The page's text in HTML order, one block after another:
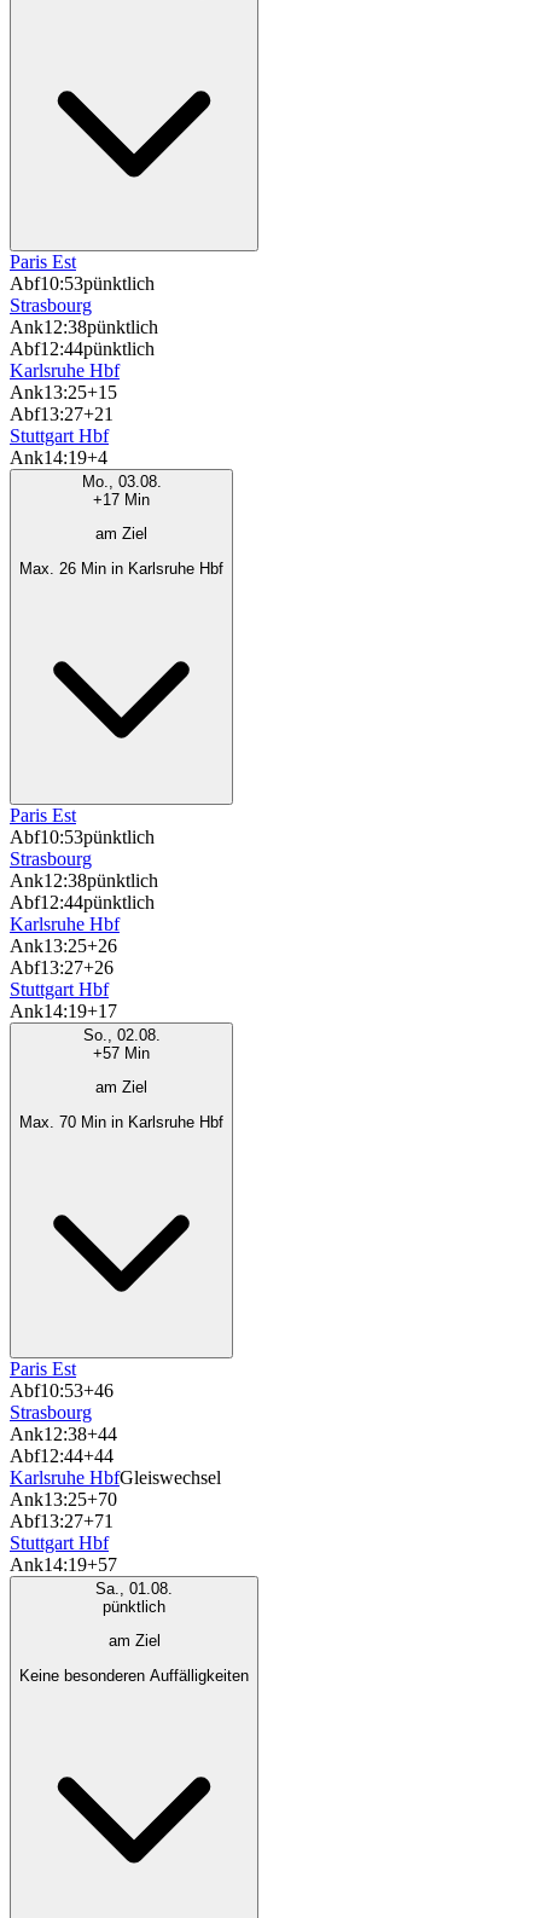
Paris Est
Abf10:53pünktlich
Strasbourg
Ank12:38pünktlich
Abf12:44pünktlich
Karlsruhe Hbf
Ank13:25+15
Abf13:27+21
Stuttgart Hbf
Ank14:19+4
Mo., 03.08.
+17 Min
am Ziel
Max. 26 Min in Karlsruhe Hbf
Paris Est
Abf10:53pünktlich
Strasbourg
Ank12:38pünktlich
Abf12:44pünktlich
Karlsruhe Hbf
Ank13:25+26
Abf13:27+26
Stuttgart Hbf
Ank14:19+17
So., 02.08.
+57 Min
am Ziel
Max. 70 Min in Karlsruhe Hbf
Paris Est
Abf10:53+46
Strasbourg
Ank12:38+44
Abf12:44+44
Karlsruhe HbfGleiswechsel
Ank13:25+70
Abf13:27+71
Stuttgart Hbf
Ank14:19+57
Sa., 01.08.
pünktlich
am Ziel
Keine besonderen Auffälligkeiten